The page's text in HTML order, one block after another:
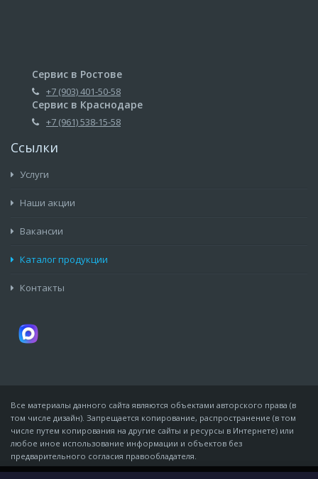
Сервис в Ростове
+7 (903) 401-50-58
Сервис в Краснодаре
+7 (961) 538-15-58
Ссылки
Услуги
Наши акции
Вакансии
Каталог продукции
Контакты
Все материалы данного сайта являются объектами авторского права (в
том числе дизайн). Запрещается копирование, распространение (в том
числе путем копирования на другие сайты и ресурсы в Интернете) или
любое иное использование информации и объектов без
предварительного согласия правообладателя.
© Компания «Мидон», 2007 - 10 августа 2026